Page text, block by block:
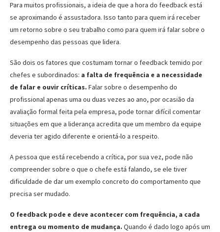
Para muitos profissionais, a ideia de que a hora do feedback está
se aproximando é assustadora. Isso tanto para quem irá receber
um retorno sobre o seu trabalho como para quem irá falar sobre o
desempenho das pessoas que lidera.
São dois os fatores que costumam tornar o feedback temido por
chefes e subordinados: a falta de frequência e a necessidade
de falar e ouvir críticas. Falar sobre o desempenho do
profissional apenas uma ou duas vezes ao ano, por ocasião da
avaliação formal feita pela empresa, pode tornar difícil comentar
situações em que a liderança acredita que um membro da equipe
deveria ter agido diferente e orientá-lo a respeito.
A pessoa que está recebendo a crítica, por sua vez, pode não
compreender sobre o que o chefe está falando, se ele tiver
dificuldade de dar um exemplo concreto do comportamento que
precisa ser mudado.
O feedback pode e deve acontecer com frequência, a cada
entrega ou momento de mudança. Quando é dado logo após um